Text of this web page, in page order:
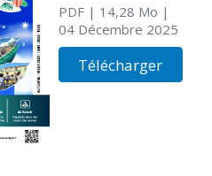
PDF| 14,28 Mo |
04 Décembre 2025
Télécharger